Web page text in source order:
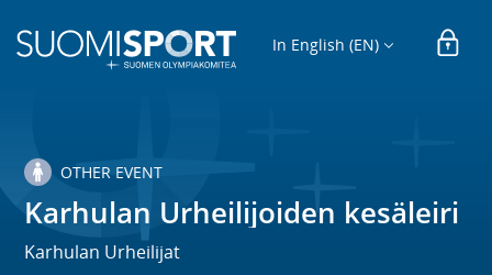
In English (EN)
OTHER EVENT
Karhulan Urheilijoiden kesäleiri
Karhulan Urheilijat